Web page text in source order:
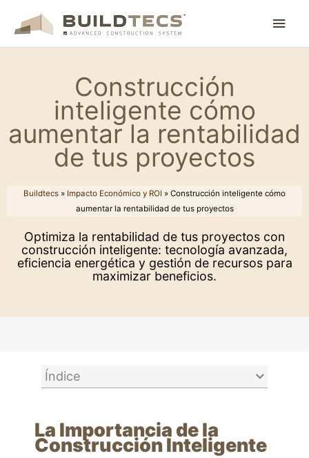
contenido
Construcción
inteligente cómo
aumentar la rentabilidad
de tus proyectos
Buildtecs » Impacto Económico y ROI » Construcción inteligente cómo
aumentar la rentabilidad de tus proyectos
Optimiza la rentabilidad de tus proyectos con
construcción inteligente: tecnología avanzada,
eficiencia energética y gestión de recursos para
maximizar beneficios.
Índice
La Importancia de la
Construcción Inteligente